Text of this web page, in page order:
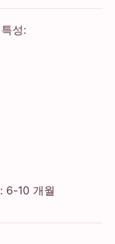
성:
6-10 개월